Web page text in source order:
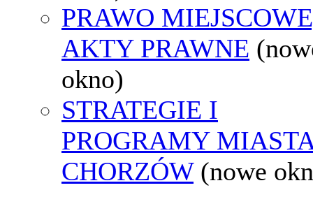
PRAWO
AKTY PRAWNE
okno)
STRATEGIE I
PROGRAMY
CHORZÓW (nowe